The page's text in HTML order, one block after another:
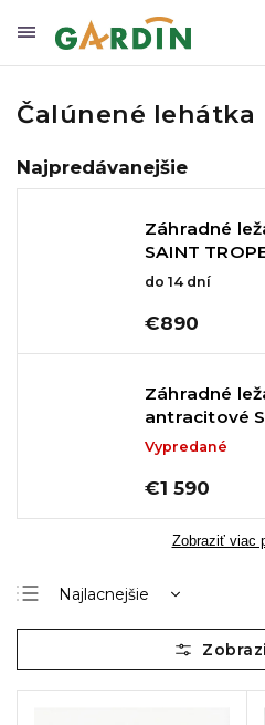
Čalúnené lehátka
Najpredávanejšie
Záhradné
SAINT
do 14 dní
€890
Záhradné
antracitové
Vypredané
€1 590
Zobraziť viac
Najlacnejšie
Najdrahšie
Najpredávanejšie